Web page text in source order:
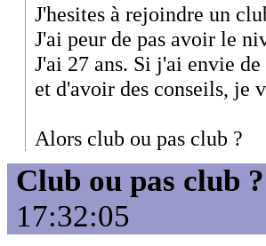
J'hesites à rejoindre un
J'ai peur de pas avoir le
J'ai 27 ans. Si j'ai envie
et d'avoir des conseils, je
Alors club ou pas club ?
Club ou pas club ?
17:32:05